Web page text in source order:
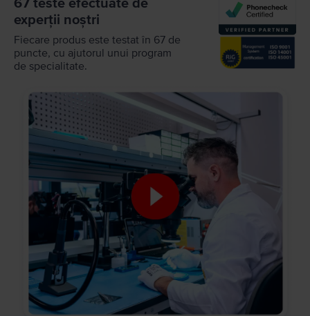
experții noștri
Fiecare produs este testat în 67 de
puncte, cu ajutorul unui program
de specialitate.